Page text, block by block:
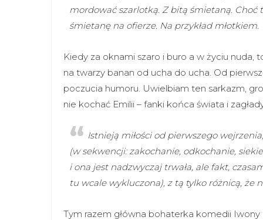
mordować szarlotką. Z bitą śmietaną.
śmietanę na ofierze. Na przykład młotkiem.
Kiedy za oknami szaro i buro a w życiu nuda,
na twarzy banan od ucha do ucha. Od
poczucia humoru. Uwielbiam ten sarkazm,
nie kochać Emilii – fanki końca świata i
Istnieją miłości od pierwszego
(w sekwencji: zakochanie, odkochanie,
i ona jest nadzwyczaj trwała, ale fakt,
tu wcale wykluczona), z tą tylko różnicą, że
Tym razem główna bohaterka komedii